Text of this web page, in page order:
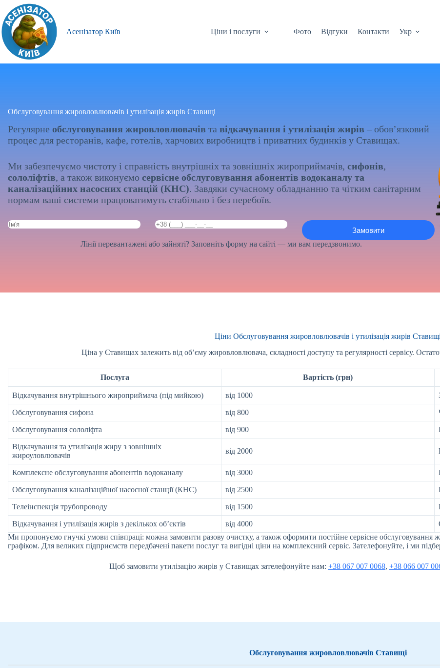
Перейти
вмісту
Асенізатор Київ
Ціни і послуги Фото Відгуки Контакти Укр
Обслуговування жировловлювачів і утилізація жирів Ставищі
Регулярне обслуговування жировловлювачів та відкачування і утилізація жирів – обов’язковий
процес для ресторанів, кафе, готелів, харчових виробництв і приватних будинків у Ставищах.
Ми забезпечуємо чистоту і справність внутрішніх та зовнішніх жироприймачів, сифонів,
сололіфтів, а також виконуємо сервісне обслуговування абонентів водоканалу та
каналізаційних насосних станцій (КНС). Завдяки сучасному обладнанню та чітким санітарним
нормам ваші системи працюватимуть стабільно і без перебоїв.
Лінії перевантажені або зайняті? Заповніть форму на сайті — ми вам передзвонимо.
Ціни Обслуговування жировловлювачів і утилізація жирів Ставищі
Ціна у Ставищах залежить від об’єму жировловлювача, складності доступу та регулярності сервісу.
Послуга Вартість (грн)
Відкачування внутрішнього жироприймача (під мийкою) від 1000
Обслуговування сифона від 800
Обслуговування сололіфта від 900
Відкачування та утилізація жиру з зовнішніх
жироуловлювачів
від 2000
Комплексне обслуговування абонентів водоканалу від 3000
Обслуговування каналізаційної насосної станції (КНС) від 2500
Телеінспекція трубопроводу від 1500
Відкачування і утилізація жирів з декількох об’єктів від 4000
Ми пропонуємо гнучкі умови співпраці: можна замовити разову очистку, а також оформити постійне сервісне обслуговування
графіком. Для великих підприємств передбачені пакети послуг та вигідні ціни на комплексний сервіс. Зателефонуйте, і ми
Щоб замовити утилізацію жирів у Ставищах зателефонуйте нам: +38 067 007 0068, +38 066 007
Обслуговування жировловлювачів Ставищі